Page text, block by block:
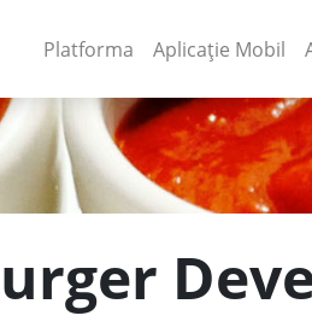
Platforma (current)
Aplicație Mobil